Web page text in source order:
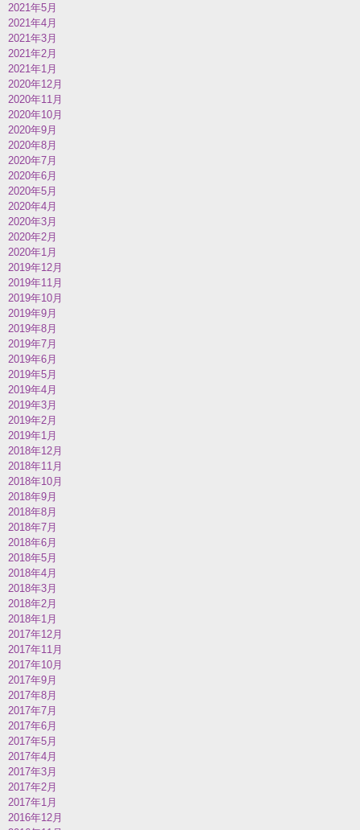
2021年5月
2021年4月
2021年3月
2021年2月
2021年1月
2020年12月
2020年11月
2020年10月
2020年9月
2020年8月
2020年7月
2020年6月
2020年5月
2020年4月
2020年3月
2020年2月
2020年1月
2019年12月
2019年11月
2019年10月
2019年9月
2019年8月
2019年7月
2019年6月
2019年5月
2019年4月
2019年3月
2019年2月
2019年1月
2018年12月
2018年11月
2018年10月
2018年9月
2018年8月
2018年7月
2018年6月
2018年5月
2018年4月
2018年3月
2018年2月
2018年1月
2017年12月
2017年11月
2017年10月
2017年9月
2017年8月
2017年7月
2017年6月
2017年5月
2017年4月
2017年3月
2017年2月
2017年1月
2016年12月